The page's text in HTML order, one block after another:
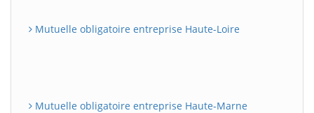
Mutuelle obligatoire entreprise Haute-Loire
Mutuelle obligatoire entreprise Haute-Marne